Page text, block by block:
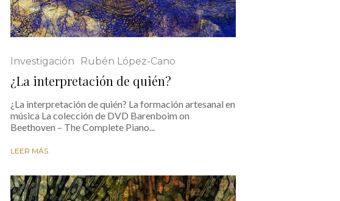
Investigación Rubén López-Cano
¿La interpretación de quién?
¿La interpretación de quién? La formación artesanal en
música La colección de DVD Barenboim on
Beethoven – The Complete Piano...
LEER MÁS